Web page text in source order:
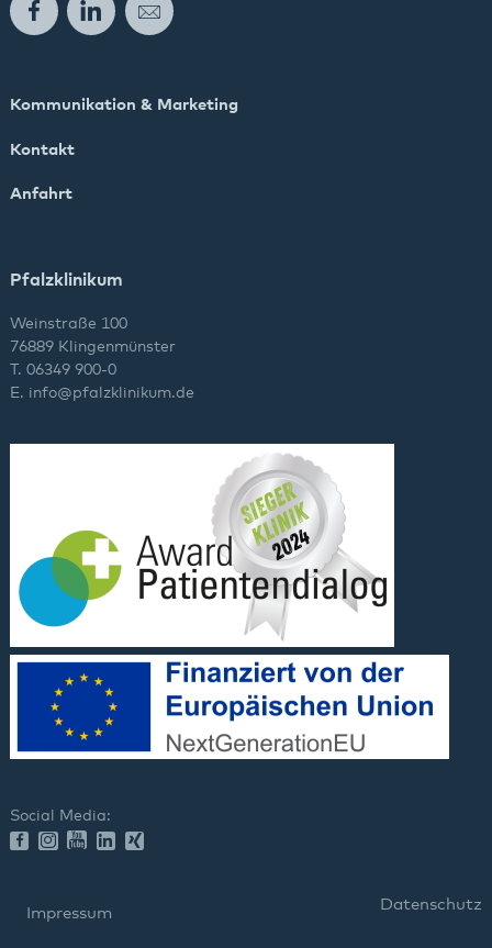
FacebookLinkedInE-Mail
Kommunikation & Marketing
Kontakt
Anfahrt
Pfalzklinikum
Weinstraße 100
76889 Klingenmünster
T. 06349 900-0
E. info@pfalzklinikum.de
Social Media:
Impressum
Datenschutz